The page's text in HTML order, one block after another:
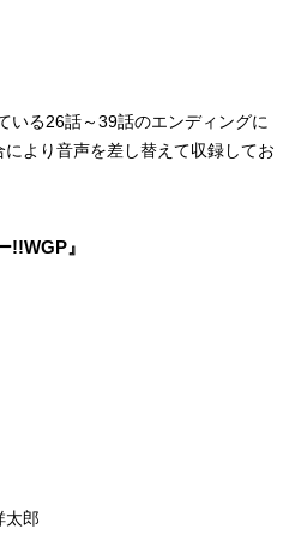
いる26話～39話のエンディングに
より音声を差し替えて収録してお
!!WGP』
太郎